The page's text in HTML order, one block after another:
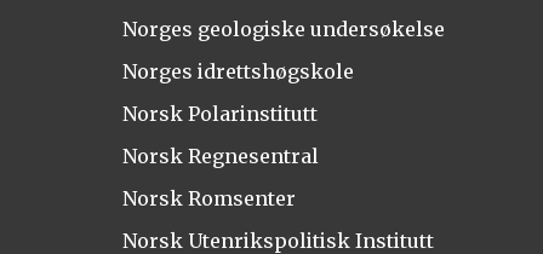
Norges geologiske undersøkelse
Norges idrettshøgskole
Norsk Polarinstitutt
Norsk Regnesentral
Norsk Romsenter
Norsk Utenrikspolitisk Institutt